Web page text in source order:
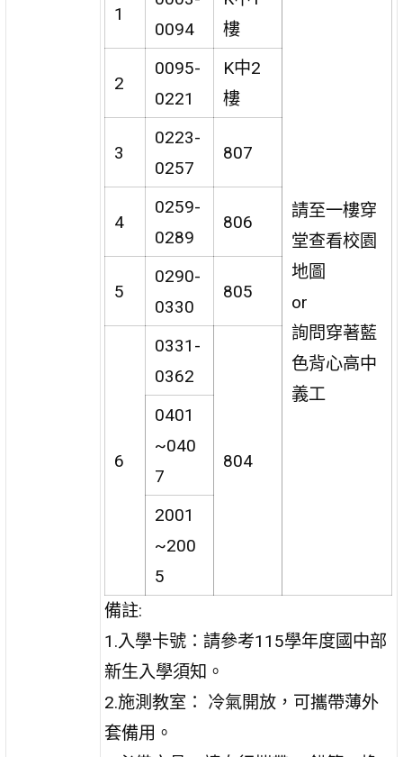
1
0094
樓
請至一樓穿
堂查看校園
地圖
or
詢問穿著藍
色背心高中
義工
2
0095-
0221
K中2
樓
3
0223-
0257
807
4
0259-
0289
806
5
0290-
0330
805
6
0331-
0362
804
0401
~040
7
2001
~200
5
備註:
1.入學卡號：請參考115學年度國中部
新生入學須知。
2.施測教室： 冷氣開放，可攜帶薄外
套備用。